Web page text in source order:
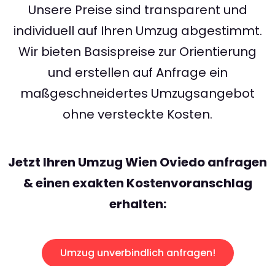
Unsere Preise sind transparent und
individuell auf Ihren Umzug abgestimmt.
Wir bieten Basispreise zur Orientierung
und erstellen auf Anfrage ein
maßgeschneidertes Umzugsangebot
ohne versteckte Kosten.
Jetzt Ihren Umzug Wien Oviedo anfragen
& einen exakten Kostenvoranschlag
erhalten:
Umzug unverbindlich anfragen!